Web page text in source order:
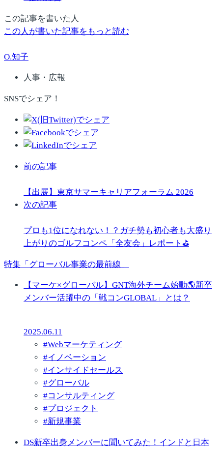
この記事を書いた人
この人が書いた記事をもっと読む
O.知子
人事・広報
SNSでシェア！
前の記事
【出展】東京サマーキャリアフォーラム 2026
次の記事
プロも1位になれない！？ガチ勢も初心者も大盛り
上がりのゴルフコンペ「全友会」レポート⛳
特集「グローバル事業の最前線」
【マーケ×グローバル】GNT海外チーム始動🌎新卒
メンバー活躍中の「戦コンGLOBAL」とは？
2025.06.11
#Webマーケティング
#イノベーション
#インサイドセールス
#グローバル
#コンサルティング
#プロジェクト
#新規事業
DS新卒出身メンバーに聞いてみた！インドと日本